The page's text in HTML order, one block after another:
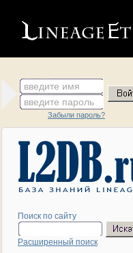
введите имя
введите пароль
Забыли пароль?
Поиск по сайту
Расширенный поиск